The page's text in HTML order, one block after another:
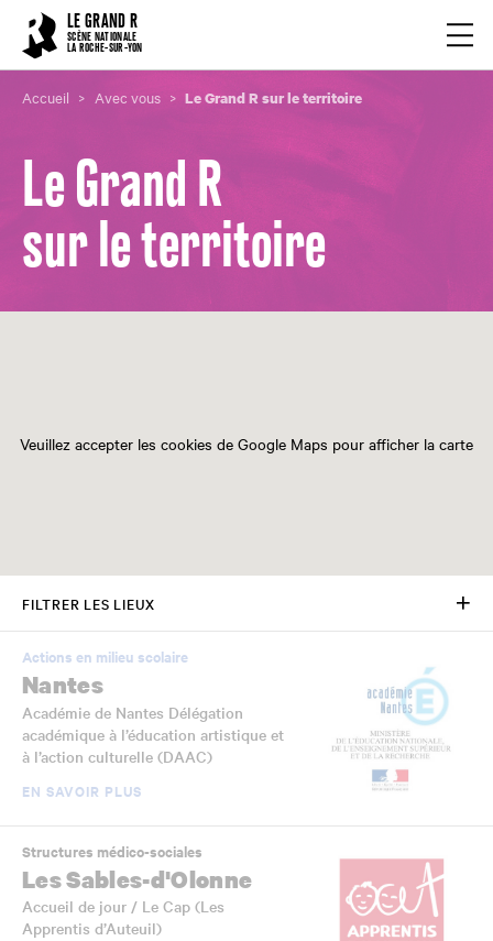
LE GRAND R
SCÈNE NATIONALE
LA ROCHE-SUR-YON
Accueil Avec vous Le Grand R sur le territoire
Le Grand R
sur le territoire
FILTRER LES LIEUX
Actions en milieu scolaire
Nantes
Académie de Nantes Délégation
académique à l’éducation artistique et
à l’action culturelle (DAAC)
EN SAVOIR PLUS
Structures médico-sociales
Les Sables-d'Olonne
Accueil de jour / Le Cap (Les
Apprentis d’Auteuil)
Cookies management panel